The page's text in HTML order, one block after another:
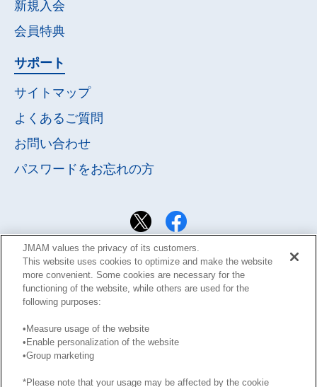
新規入会
会員特典
サポート
サイトマップ
よくあるご質問
お問い合わせ
パスワードをお忘れの方
サイト利用規約
JMAM values the privacy of its customers.
This website uses cookies to optimize and make the website
more convenient. Some cookies are necessary for the
functioning of the website, while others are used for the
following purposes:
•Measure usage of the website
•Enable personalization of the website
•Group marketing
*Please note that your usage may be affected by the cookie